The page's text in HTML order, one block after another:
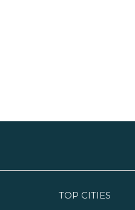
TOP CITIES